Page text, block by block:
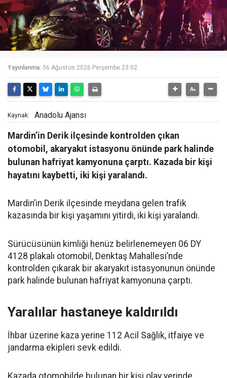
Yayınlanma: 06 Ağustos 2026 Perşembe 23:02
Kaynak: Anadolu Ajansı
Mardin’in Derik ilçesinde kontrolden çıkan
otomobil, akaryakıt istasyonu önünde park halinde
bulunan hafriyat kamyonuna çarptı. Kazada bir kişi
hayatını kaybetti, iki kişi yaralandı.
Mardin’in Derik ilçesinde meydana gelen trafik
kazasında bir kişi yaşamını yitirdi, iki kişi yaralandı.
Sürücüsünün kimliği henüz belirlenemeyen 06 DY
4128 plakalı otomobil, Denktaş Mahallesi’nde
kontrolden çıkarak bir akaryakıt istasyonunun önünde
park halinde bulunan hafriyat kamyonuna çarptı.
Yaralılar hastaneye kaldırıldı
İhbar üzerine kaza yerine 112 Acil Sağlık, itfaiye ve
jandarma ekipleri sevk edildi.